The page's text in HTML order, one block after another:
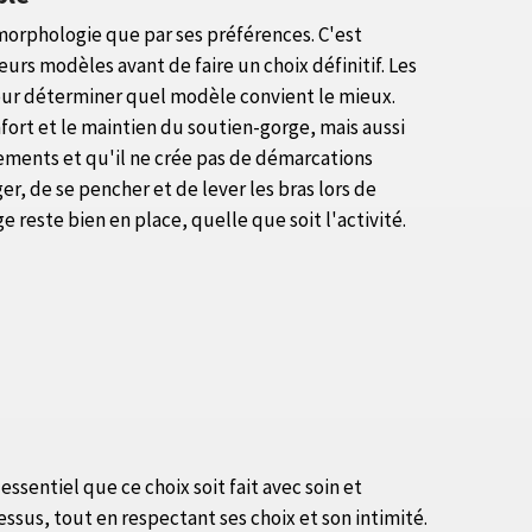
que par ses préférences. C'est
modèles avant de faire un choix définitif. Les
déterminer quel modèle convient le mieux.
et le maintien du soutien-gorge, mais aussi
et qu'il ne crée pas de démarcations
de se pencher et de lever les bras lors de
reste bien en place, quelle que soit l'activité.
que ce choix soit fait avec soin et
tout en respectant ses choix et son intimité.